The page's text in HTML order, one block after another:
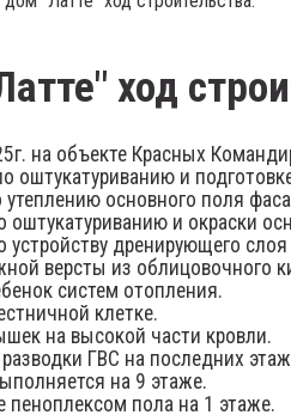
ход
на объекте Красных
оштукатуриванию и
основного поля
и окраски
дренирующего слоя
версты из облицовочного
систем отопления.
клетке.
на высокой части кровли.
ГВС на последних
на 9 этаже.
пеноплексом пола на 1 этаже.